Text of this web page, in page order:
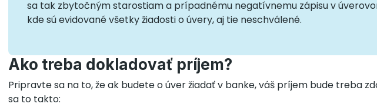
sa tak zbytočným starostiam a prípadnému negatívnemu zápisu v
kde sú evidované všetky žiadosti o úvery, aj tie neschválené.
Ako treba dokladovať príjem?
Pripravte sa na to, že ak budete o úver žiadať v banke, váš príjem bude treba
sa to takto: